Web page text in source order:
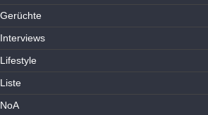
Gerüchte
Interviews
Lifestyle
Liste
NoA